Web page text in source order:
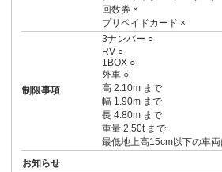
回数券 ×
プリペイドカード ×
制限事項
3ナンバー ○
RV ○
1BOX ○
外車 ○
高 2.10m まで
幅 1.90m まで
長 4.80m まで
重量 2.50t まで
最低地上高15cm以下の車
お知らせ